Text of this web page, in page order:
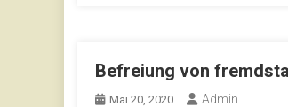
Befreiung von
Mai 20, 2020 Admin